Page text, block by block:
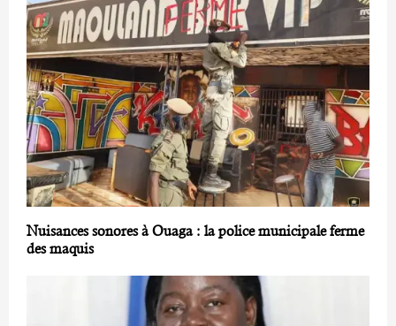
Nuisances sonores à Ouaga : la police municipale ferme
des maquis